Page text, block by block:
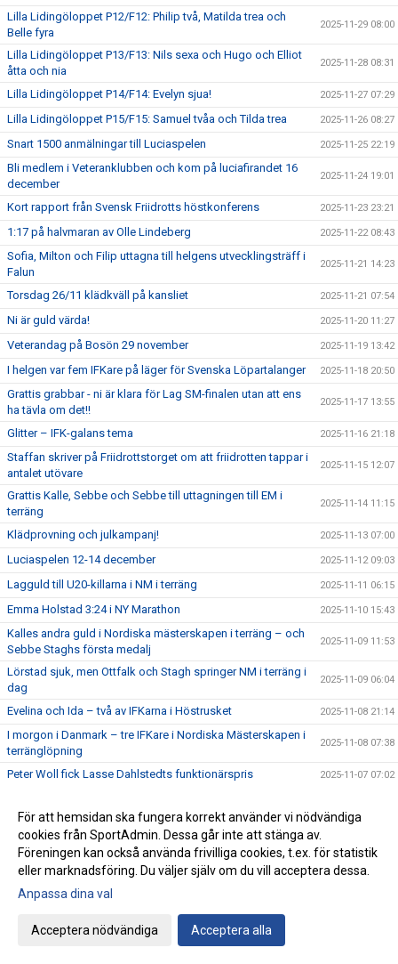
Lilla Lidingöloppet P12/F12: Philip två, Matilda trea och
Belle fyra
2025-11-29 08:00
Lilla Lidingöloppet P13/F13: Nils sexa och Hugo och Elliot
åtta och nia
2025-11-28 08:31
Lilla Lidingöloppet P14/F14: Evelyn sjua! 2025-11-27 07:29
Lilla Lidingöloppet P15/F15: Samuel tvåa och Tilda trea 2025-11-26 08:27
Snart 1500 anmälningar till Luciaspelen 2025-11-25 22:19
Bli medlem i Veteranklubben och kom på luciafirandet 16
december
2025-11-24 19:01
Kort rapport från Svensk Friidrotts höstkonferens 2025-11-23 23:21
1:17 på halvmaran av Olle Lindeberg 2025-11-22 08:43
Sofia, Milton och Filip uttagna till helgens utvecklingsträff i
Falun
2025-11-21 14:23
Torsdag 26/11 klädkväll på kansliet 2025-11-21 07:54
Ni är guld värda! 2025-11-20 11:27
Veterandag på Bosön 29 november 2025-11-19 13:42
I helgen var fem IFKare på läger för Svenska Löpartalanger 2025-11-18 20:50
Grattis grabbar - ni är klara för Lag SM-finalen utan att ens
ha tävla om det!!
2025-11-17 13:55
Glitter – IFK-galans tema 2025-11-16 21:18
Staffan skriver på Friidrottstorget om att friidrotten tappar i
antalet utövare
2025-11-15 12:07
Grattis Kalle, Sebbe och Sebbe till uttagningen till EM i
terräng
2025-11-14 11:15
Klädprovning och julkampanj! 2025-11-13 07:00
Luciaspelen 12-14 december 2025-11-12 09:03
Lagguld till U20-killarna i NM i terräng 2025-11-11 06:15
Emma Holstad 3:24 i NY Marathon 2025-11-10 15:43
Kalles andra guld i Nordiska mästerskapen i terräng – och
Sebbe Staghs första medalj
2025-11-09 11:53
Lörstad sjuk, men Ottfalk och Stagh springer NM i terräng i
dag
2025-11-09 06:04
Evelina och Ida – två av IFKarna i Höstrusket 2025-11-08 21:14
I morgon i Danmark – tre IFKare i Nordiska Mästerskapen i
terränglöpning
2025-11-08 07:38
Peter Woll fick Lasse Dahlstedts funktionärspris 2025-11-07 07:02
17:25 av Alex von Heideken på 5000m 2025-11-05 22:37
Så nära var det maximal Daniel-utdelning 2025-11-04 22:56
Årets fjärde Bulle är ute nu 2025-11-03 07:22
IFK tia i SM-pokalen
Emma Holstad 1:35 på halvmaran
Terräng-SM: 18 IFK Lidingö-lag i Mix-stafetten
För att hemsidan ska fungera korrekt använder vi nödvändiga
cookies från SportAdmin. Dessa går inte att stänga av.
Föreningen kan också använda frivilliga cookies, t.ex. för statistik
eller marknadsföring. Du väljer själv om du vill acceptera dessa.
Anpassa dina val
Acceptera nödvändiga Acceptera alla